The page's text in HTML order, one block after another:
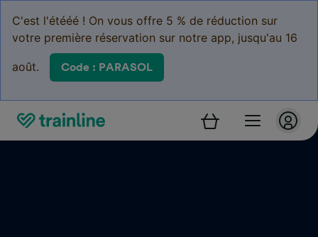
C'est l'étééé ! On vous offre 5 % de réduction sur
votre première réservation sur notre app, jusqu'au 16
août. Code : PARASOL